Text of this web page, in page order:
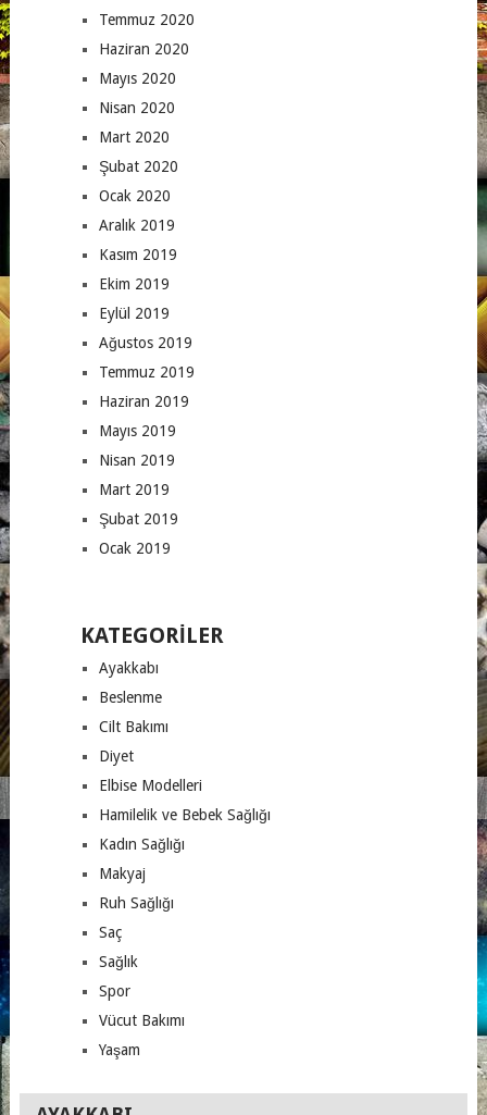
Temmuz 2020
Haziran 2020
Mayıs 2020
Nisan 2020
Mart 2020
Şubat 2020
Ocak 2020
Aralık 2019
Kasım 2019
Ekim 2019
Eylül 2019
Ağustos 2019
Temmuz 2019
Haziran 2019
Mayıs 2019
Nisan 2019
Mart 2019
Şubat 2019
Ocak 2019
KATEGORILER
Ayakkabı
Beslenme
Cilt Bakımı
Diyet
Elbise Modelleri
Hamilelik ve Bebek Sağlığı
Kadın Sağlığı
Makyaj
Ruh Sağlığı
Saç
Sağlık
Spor
Vücut Bakımı
Yaşam